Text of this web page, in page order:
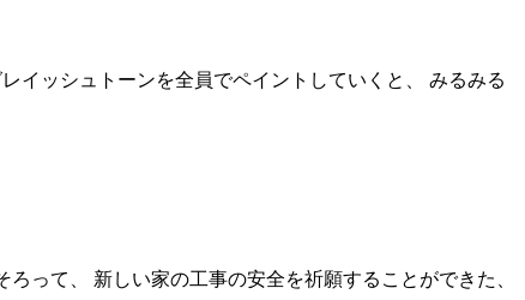
イッシュトーンを全員でペイントしていくと、 みるみる
って、 新しい家の工事の安全を祈願することができた、